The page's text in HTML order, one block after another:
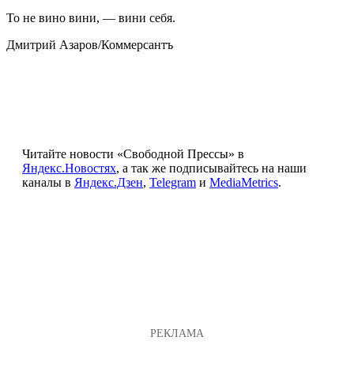
То не вино вини, — вини себя.
Дмитрий Азаров/Коммерсантъ
Читайте новости «Свободной Прессы» в
Яндекс.Новостях, а так же подписывайтесь на наши
каналы в Яндекс.Дзен, Telegram и MediaMetrics.